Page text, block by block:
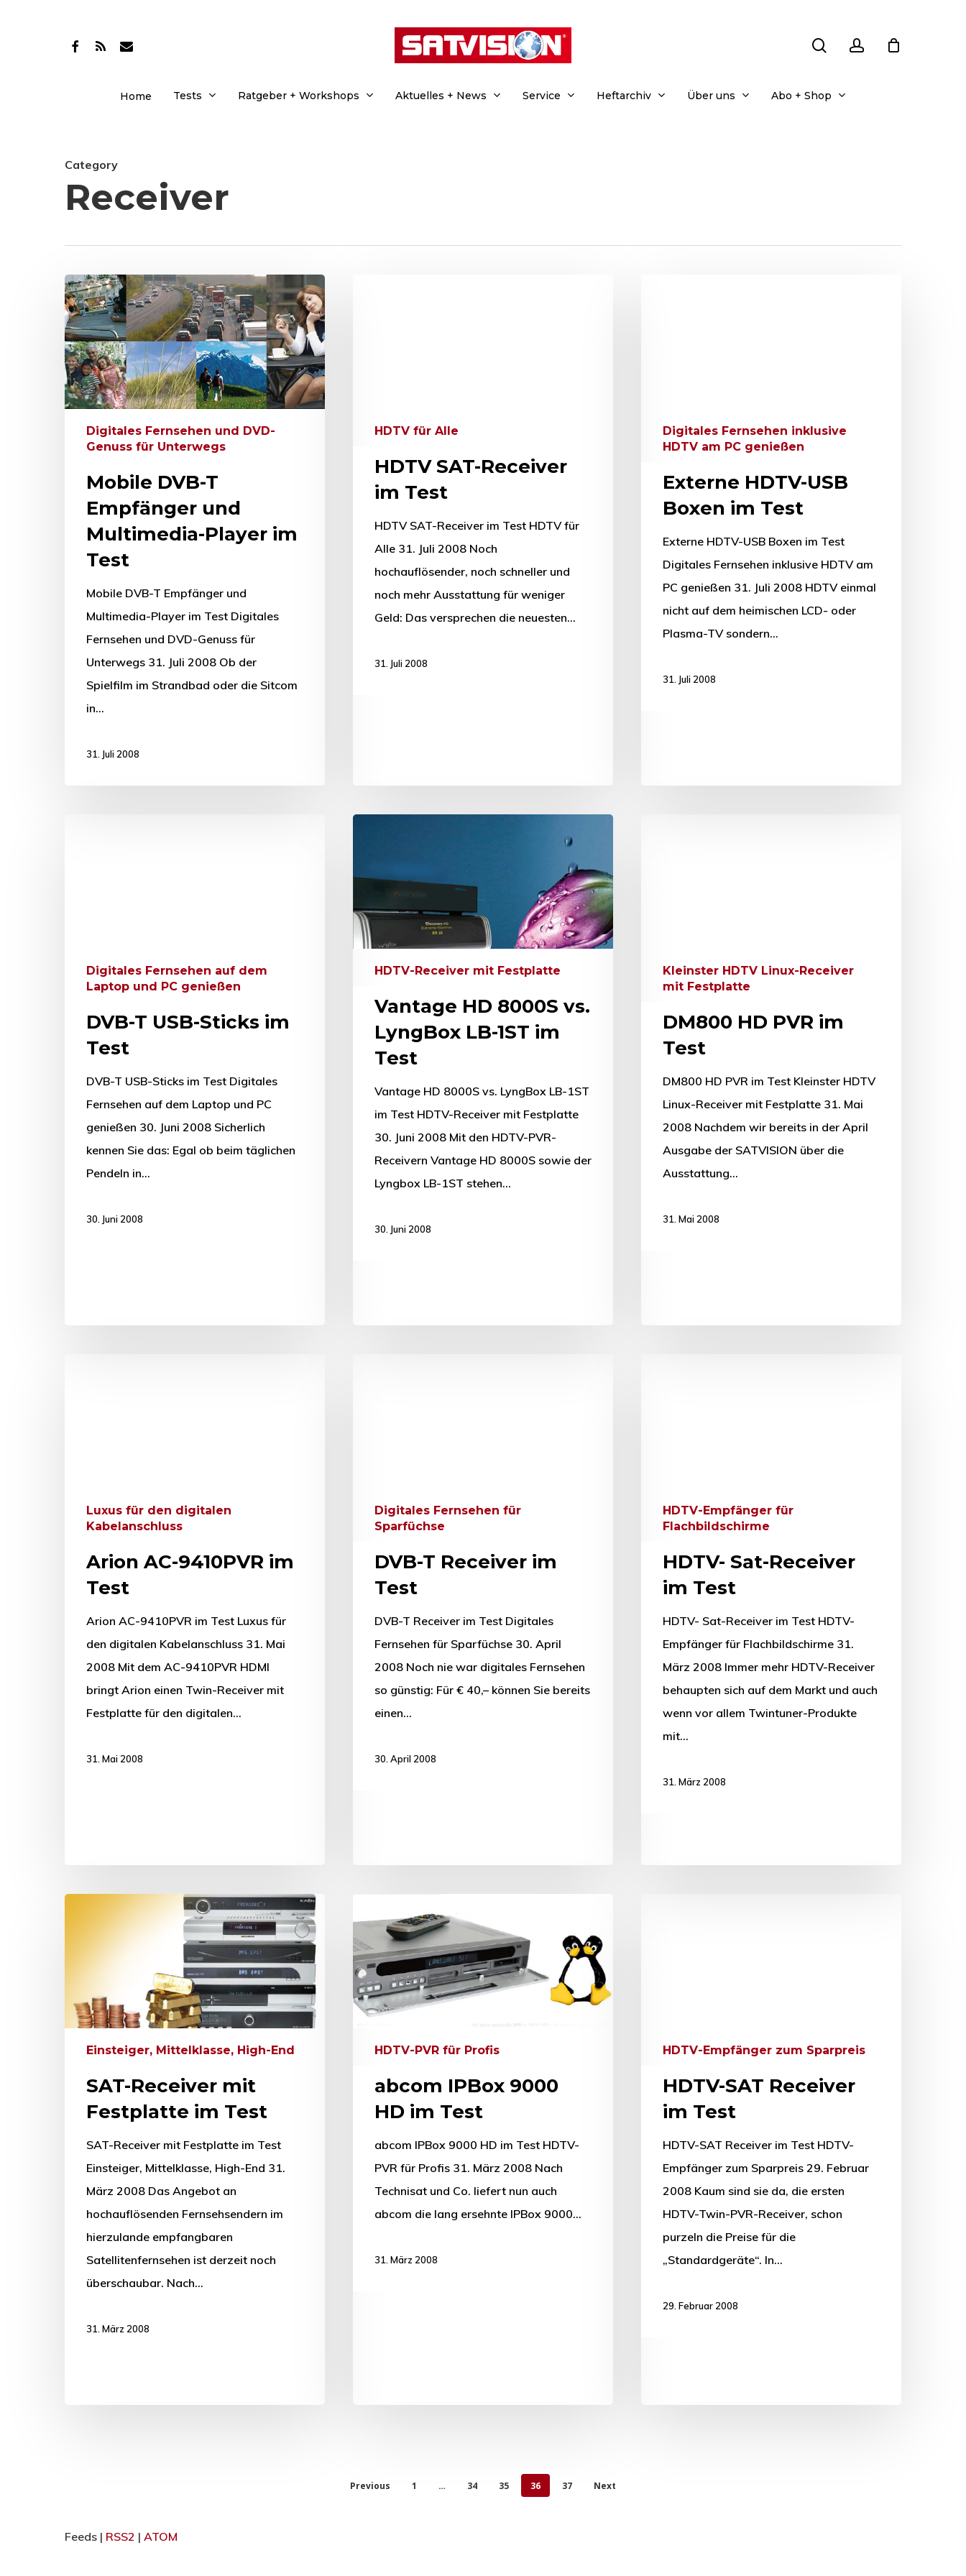
facebook
RSS email
Home Tests Ratgeber + Workshops Aktuelles + News Service Heftarchiv Über uns Abo + Shop
Category
Receiver
Digitales Fernsehen und DVD-
Genuss für Unterwegs
Mobile DVB-T
Empfänger und
Multimedia-Player im
Test
Mobile DVB-T Empfänger und
Multimedia-Player im Test Digitales
Fernsehen und DVD-Genuss für
Unterwegs 31. Juli 2008 Ob der
Spielfilm im Strandbad oder die Sitcom
in…
31. Juli 2008
HDTV für Alle
HDTV SAT-Receiver
im Test
HDTV SAT-Receiver im Test HDTV für
Alle 31. Juli 2008 Noch
hochauflösender, noch schneller und
noch mehr Ausstattung für weniger
Geld: Das versprechen die neuesten…
31. Juli 2008
Digitales Fernsehen inklusive
HDTV am PC genießen
Externe HDTV-USB
Boxen im Test
Externe HDTV-USB Boxen im Test
Digitales Fernsehen inklusive HDTV am
PC genießen 31. Juli 2008 HDTV einmal
nicht auf dem heimischen LCD- oder
Plasma-TV sondern…
31. Juli 2008
Digitales Fernsehen auf dem
Laptop und PC genießen
DVB-T USB-Sticks im
Test
DVB-T USB-Sticks im Test Digitales
Fernsehen auf dem Laptop und PC
genießen 30. Juni 2008 Sicherlich
kennen Sie das: Egal ob beim täglichen
Pendeln in…
30. Juni 2008
HDTV-Receiver mit Festplatte
Vantage HD 8000S vs.
LyngBox LB-1ST im
Test
Vantage HD 8000S vs. LyngBox LB-1ST
im Test HDTV-Receiver mit Festplatte
30. Juni 2008 Mit den HDTV-PVR-
Receivern Vantage HD 8000S sowie der
Lyngbox LB-1ST stehen…
30. Juni 2008
Kleinster HDTV Linux-Receiver
mit Festplatte
DM800 HD PVR im
Test
DM800 HD PVR im Test Kleinster HDTV
Linux-Receiver mit Festplatte 31. Mai
2008 Nachdem wir bereits in der April
Ausgabe der SATVISION über die
Ausstattung…
31. Mai 2008
Luxus für den digitalen
Kabelanschluss
Arion AC-9410PVR im
Test
Arion AC-9410PVR im Test Luxus für
den digitalen Kabelanschluss 31. Mai
2008 Mit dem AC-9410PVR HDMI
bringt Arion einen Twin-Receiver mit
Festplatte für den digitalen…
31. Mai 2008
Digitales Fernsehen für
Sparfüchse
DVB-T Receiver im
Test
DVB-T Receiver im Test Digitales
Fernsehen für Sparfüchse 30. April
2008 Noch nie war digitales Fernsehen
so günstig: Für € 40,– können Sie bereits
einen…
30. April 2008
HDTV-Empfänger für
Flachbildschirme
HDTV- Sat-Receiver
im Test
HDTV- Sat-Receiver im Test HDTV-
Empfänger für Flachbildschirme 31.
März 2008 Immer mehr HDTV-Receiver
behaupten sich auf dem Markt und auch
wenn vor allem Twintuner-Produkte
mit…
31. März 2008
Einsteiger, Mittelklasse, High-End
SAT-Receiver mit
Festplatte im Test
SAT-Receiver mit Festplatte im Test
Einsteiger, Mittelklasse, High-End 31.
März 2008 Das Angebot an
hochauflösenden Fernsehsendern im
hierzulande empfangbaren
Satellitenfernsehen ist derzeit noch
überschaubar. Nach…
31. März 2008
HDTV-PVR für Profis
abcom IPBox 9000
HD im Test
abcom IPBox 9000 HD im Test HDTV-
PVR für Profis 31. März 2008 Nach
Technisat und Co. liefert nun auch
abcom die lang ersehnte IPBox 9000…
31. März 2008
HDTV-Empfänger zum Sparpreis
HDTV-SAT Receiver
im Test
HDTV-SAT Receiver im Test HDTV-
Empfänger zum Sparpreis 29. Februar
2008 Kaum sind sie da, die ersten
HDTV-Twin-PVR-Receiver, schon
purzeln die Preise für die
„Standardgeräte“. In…
29. Februar 2008
Previous 1 … 34 35 36 37 Next
Feeds | RSS2 | ATOM